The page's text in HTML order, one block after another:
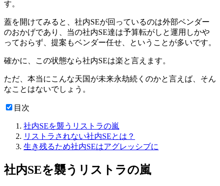
す。
蓋を開けてみると、社内SEが回っているのは外部ベンダー
のおかげであり、当の社内SE達は予算転がしと運用しかや
っておらず、提案もベンダー任せ、ということが多いです。
確かに、この状態なら社内SEは楽と言えます。
ただ、本当にこんな天国が未来永劫続くのかと言えば、そん
なことはないでしょう。
目次
社内SEを襲うリストラの嵐
リストラされない社内SEとは？
生き残るため社内SEはアグレッシブに
社内SEを襲うリストラの嵐